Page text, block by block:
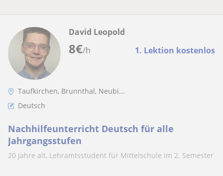
8€/h 1. Lektion kostenlos
David Leopold
Taufkirchen, Brunnthal, Neubi...
Deutsch
Nachhilfeunterricht Deutsch für alle
Jahrgangsstufen
20 Jahre alt, Lehramtsstudent für Mittelschule im 2. Semester